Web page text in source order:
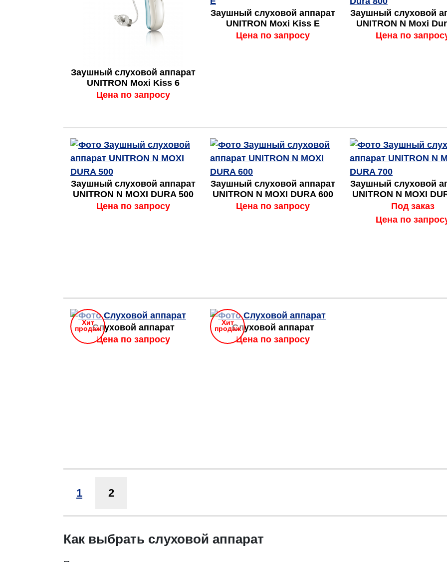
Заушный слуховой аппарат
UNITRON Moxi Kiss 6
Цена по запросу
Заушный слуховой аппарат
UNITRON Moxi Kiss E
Цена по запросу
Заушный слуховой
UNITRON N Moxi
Цена по
Заушный слуховой аппарат
UNITRON N MOXI DURA 500
Цена по запросу
Заушный слуховой аппарат
UNITRON N MOXI DURA 600
Цена по запросу
Заушный слуховой
UNITRON N MOXI
Под заказ
Цена по
Хит
продажСлуховой аппарат
Цена по запросу
Хит
продажСлуховой аппарат
Цена по запросу
1 2
Как выбрать слуховой аппарат